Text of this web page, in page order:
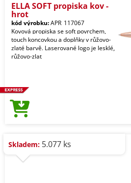
ELLA SOFT propiska kov -
hrot
kód výrobku:APR_117067
Kovová propiska se soft povrchem,
touch koncovkou a doplňky v růžovo-
zlaté barvě. Laserované logo je lesklé,
růžovo-zlat
Skladem: 5.077 ks